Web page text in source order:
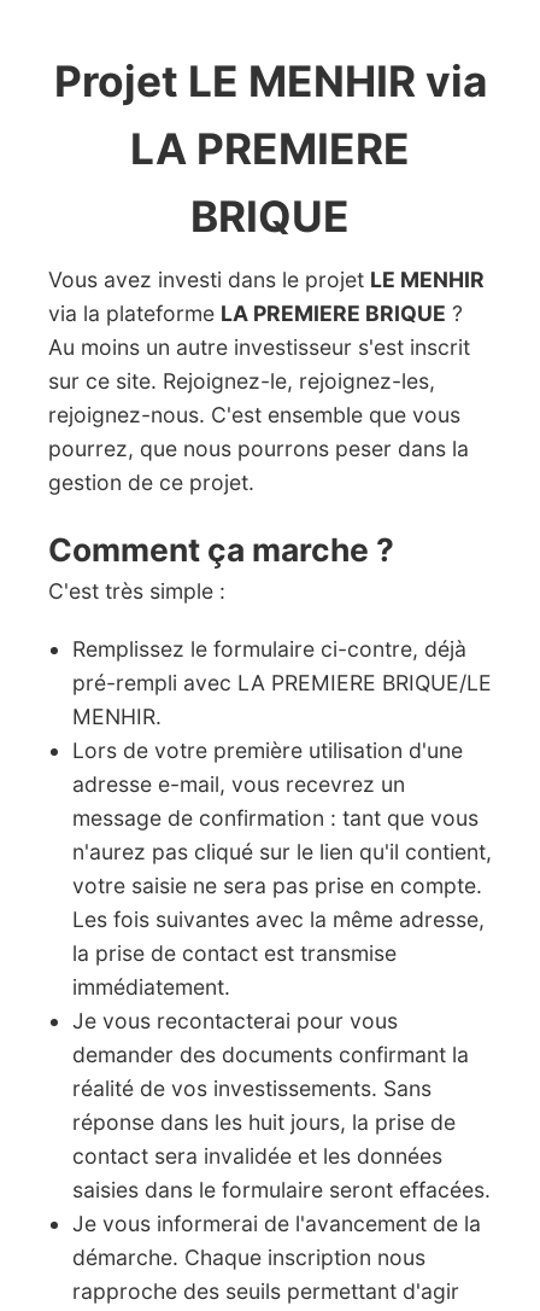
Projet LE MENHIR via
LA PREMIERE
BRIQUE
Vous avez investi dans le projet LE MENHIR
via la plateforme LA PREMIERE BRIQUE ?
Au moins un autre investisseur s'est inscrit
sur ce site. Rejoignez-le, rejoignez-les,
rejoignez-nous. C'est ensemble que vous
pourrez, que nous pourrons peser dans la
gestion de ce projet.
Comment ça marche ?
C'est très simple :
Remplissez le formulaire ci-contre, déjà
pré-rempli avec LA PREMIERE BRIQUE/LE
MENHIR.
Lors de votre première utilisation d'une
adresse e-mail, vous recevrez un
message de confirmation : tant que vous
n'aurez pas cliqué sur le lien qu'il contient,
votre saisie ne sera pas prise en compte.
Les fois suivantes avec la même adresse,
la prise de contact est transmise
immédiatement.
Je vous recontacterai pour vous
demander des documents confirmant la
réalité de vos investissements. Sans
réponse dans les huit jours, la prise de
contact sera invalidée et les données
saisies dans le formulaire seront effacées.
Je vous informerai de l'avancement de la
démarche. Chaque inscription nous
rapproche des seuils permettant d'agir